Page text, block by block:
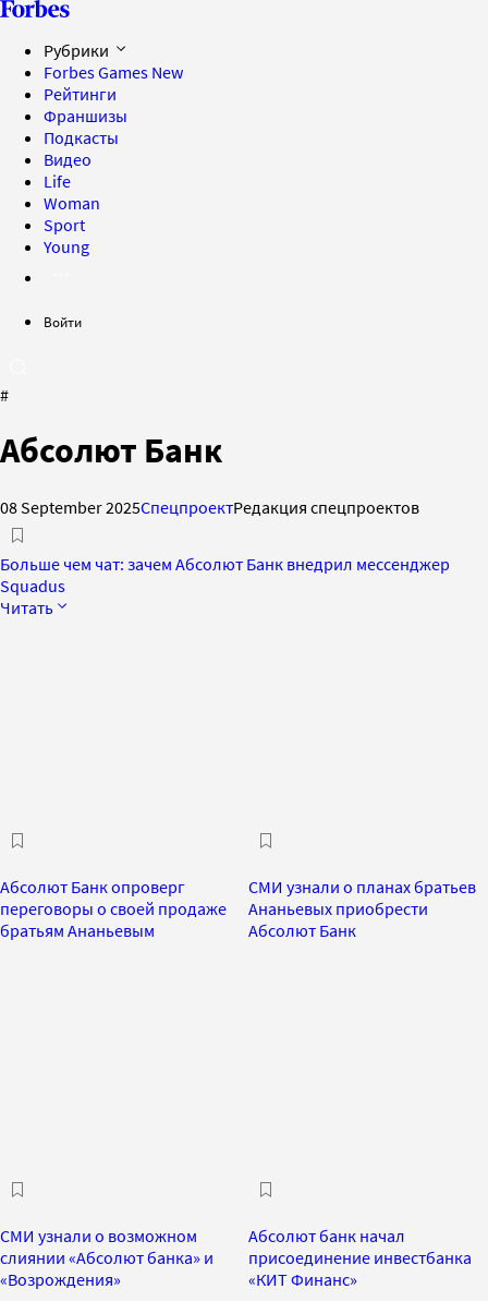
Рубрики
Forbes Games New
Рейтинги
Франшизы
Подкасты
Видео
Life
Woman
Sport
Young
Войти
#
Абсолют Банк
08 September 2025СпецпроектРедакция спецпроектов
Больше чем чат: зачем Абсолют Банк внедрил мессенджер
Squadus
Читать
Абсолют Банк опроверг
переговоры о своей продаже
братьям Ананьевым
СМИ узнали о планах братьев
Ананьевых приобрести
Абсолют Банк
СМИ узнали о возможном
слиянии «Абсолют банка» и
«Возрождения»
Абсолют банк начал
присоединение инвестбанка
«КИТ Финанс»